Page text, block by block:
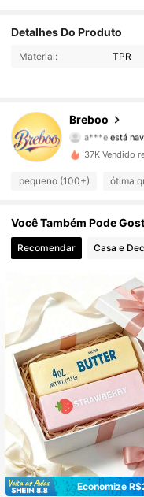
Detalhes Do Produto
Material: TPR
Breboo
4,55 562
562
a***e está
4,55
4,55 562
4,55 562
4,55 562
4,55 562
4,55 562
4,55 562
37K Vendido
pequeno (100+) ótima
Você Também Pode
Recomendar Casa e
Economize